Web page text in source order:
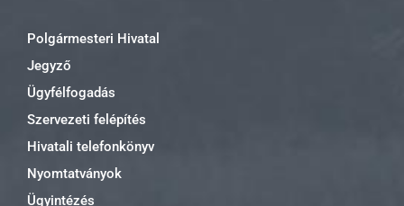
Polgármesteri Hivatal
Jegyző
Ügyfélfogadás
Szervezeti felépítés
Hivatali telefonkönyv
Nyomtatványok
Ügyintézés